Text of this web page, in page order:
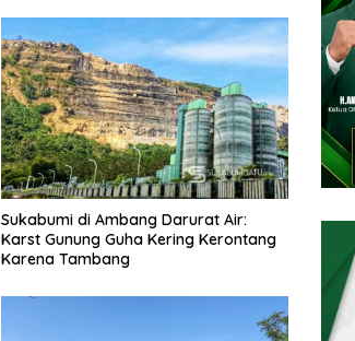
Sukabumi di Ambang Darurat Air:
Karst Gunung Guha Kering Kerontang
Karena Tambang